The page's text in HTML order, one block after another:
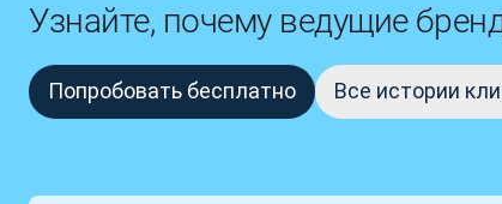
Узнайте, почему ведущие
Попробовать бесплатно Все истории